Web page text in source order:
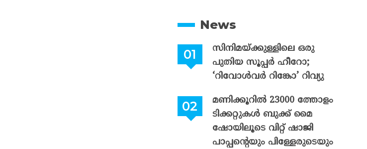
News
സിനിമയ്ക്കുള്ളിലെ ഒരു
പുതിയ സൂപ്പർ ഹീറോ;
‘റിവോൾവർ റിങ്കോ’ റിവ്യു
മണിക്കൂറിൽ 23000 ത്തോളം
ടിക്കറ്റുകൾ ബുക്ക് മൈ
ഷോയിലൂടെ വിറ്റ് ഷാജി
പാപ്പന്റെയും പിള്ളേരുടെയും